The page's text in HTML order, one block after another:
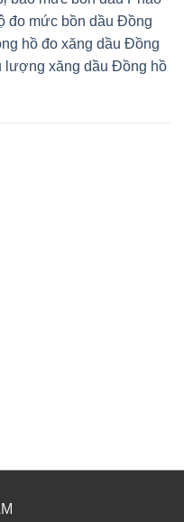
đo mức bồn dầu Đồng
hồ đo xăng dầu Đồng
lượng xăng dầu Đồng hồ